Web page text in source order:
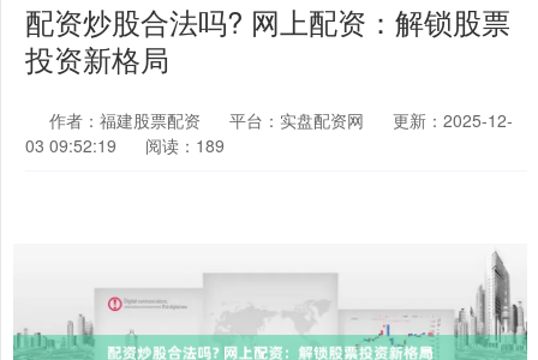
配资炒股合法吗? 网上配资：解锁股票
投资新格局
作者：福建股票配资 平台：实盘配资网
更新：2025-12-
03 09:52:19
阅读：189